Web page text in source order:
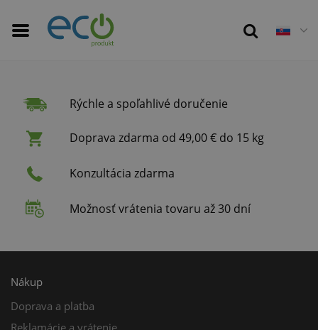
Rýchle a spoľahlivé doručenie
Doprava zdarma od 49,00 € do 15 kg
Konzultácia zdarma
Možnosť vrátenia tovaru až 30 dní
Nákup
Doprava a platba